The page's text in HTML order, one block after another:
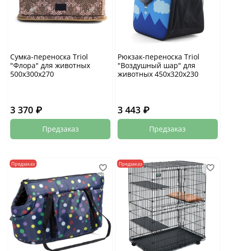
Сумка-переноска Triol
"Флора" для животных
500х300х270
3 370 ₽
Предзаказ
Рюкзак-переноска Triol
"Воздушный шар" для
животных 450х320х230
3 443 ₽
Предзаказ
Предзаказ Предзаказ